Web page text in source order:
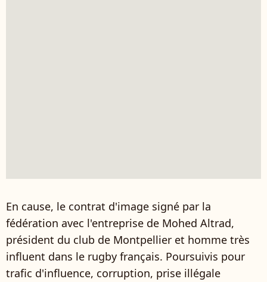
En cause, le contrat d'image signé par la
fédération avec l'entreprise de Mohed Altrad,
président du club de Montpellier et homme très
influent dans le rugby français. Poursuivis pour
trafic d'influence, corruption, prise illégale